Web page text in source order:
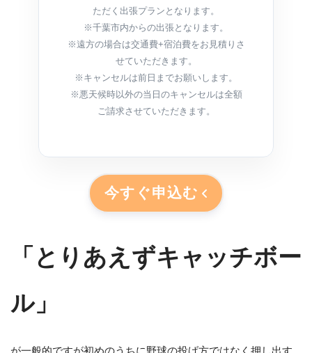
ただく出張プランとなります。
※千葉市内からの出張となります。
※遠方の場合は交通費+宿泊費をお見積りさ
せていただきます。
※キャンセルは前日までお願いします。
※悪天候時以外の当日のキャンセルは全額
ご請求させていただきます。
今すぐ申込む
「とりあえずキャッチボー
ル」